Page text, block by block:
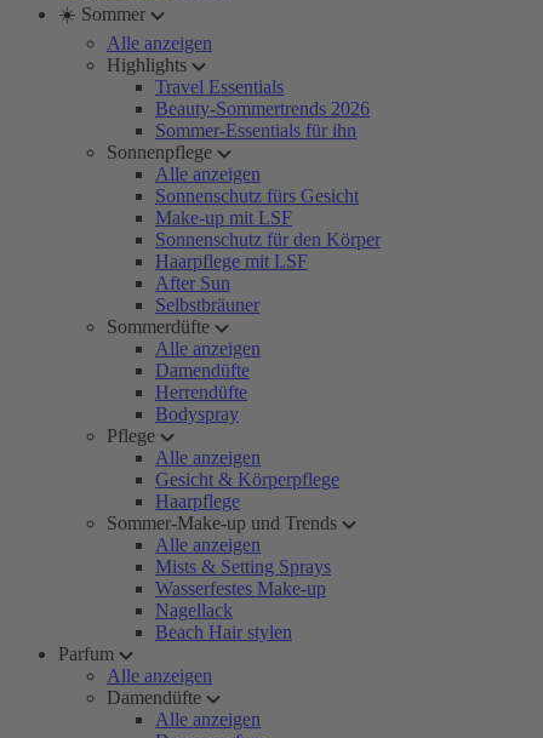
☀️ Sommer
Alle anzeigen
Highlights
Travel Essentials
Beauty-Sommertrends 2026
Sommer-Essentials für ihn
Sonnenpflege
Alle anzeigen
Sonnenschutz fürs Gesicht
Make-up mit LSF
Sonnenschutz für den Körper
Haarpflege mit LSF
After Sun
Selbstbräuner
Sommerdüfte
Alle anzeigen
Damendüfte
Herrendüfte
Bodyspray
Pflege
Alle anzeigen
Gesicht & Körperpflege
Haarpflege
Sommer-Make-up und Trends
Alle anzeigen
Mists & Setting Sprays
Wasserfestes Make-up
Nagellack
Beach Hair stylen
Parfum
Alle anzeigen
Damendüfte
Alle anzeigen